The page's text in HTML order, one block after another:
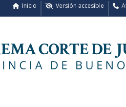
Versión accesible
Inicio